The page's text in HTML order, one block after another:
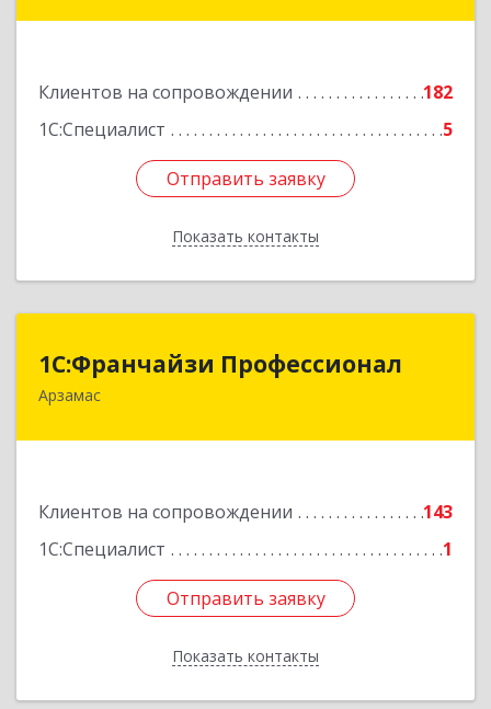
Клиентов на сопровождении
182
1С:Специалист
5
Отправить заявку
Показать контакты
Отправить заявку
Назад
1С:Франчайзи Профессионал
Арзамас
Клиентов на сопровождении
143
1С:Специалист
1
Отправить заявку
Показать контакты
1С:Франчайзи Профессионал
607227, Нижегородская обл, Арзамас г, Кирова
Отправить заявку
Назад